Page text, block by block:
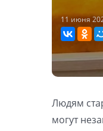
11 июня
Людям
могут